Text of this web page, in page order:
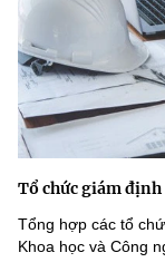
Tổ chức giám định
Tổng hợp các tổ
Khoa học và Công